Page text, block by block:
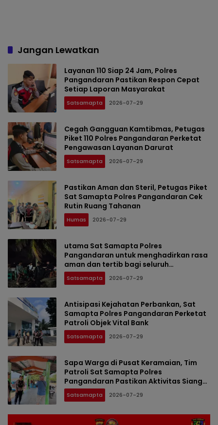
Jangan Lewatkan
Layanan 110 Siap 24 Jam, Polres
Pangandaran Pastikan Respon Cepat
Setiap Laporan Masyarakat
Satsamapta 2026-07-29
Cegah Gangguan Kamtibmas, Petugas
Piket 110 Polres Pangandaran Perketat
Pengawasan Layanan Darurat
Satsamapta 2026-07-29
Pastikan Aman dan Steril, Petugas Piket
Sat Samapta Polres Pangandaran Cek
Rutin Ruang Tahanan
Humas 2026-07-29
utama Sat Samapta Polres
Pangandaran untuk menghadirkan rasa
aman dan tertib bagi seluruh
masyarakat Kabupaten Pangandaran.
Satsamapta 2026-07-29
Antisipasi Kejahatan Perbankan, Sat
Samapta Polres Pangandaran Perketat
Patroli Objek Vital Bank
Satsamapta 2026-07-29
Sapa Warga di Pusat Keramaian, Tim
Patroli Sat Samapta Polres
Pangandaran Pastikan Aktivitas Siang
Hari Aman
Satsamapta 2026-07-29